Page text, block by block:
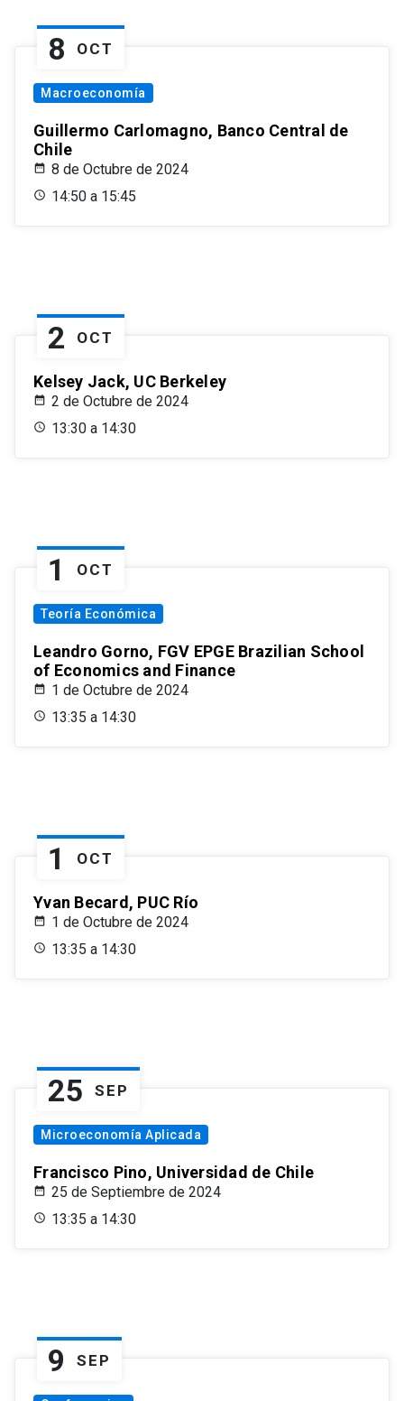
8 OCT
Macroeconomía
Guillermo Carlomagno, Banco Central de
Chile
8 de Octubre de 2024
14:50 a 15:45
2 OCT
Kelsey Jack, UC Berkeley
2 de Octubre de 2024
13:30 a 14:30
1 OCT
Teoría Económica
Leandro Gorno, FGV EPGE Brazilian School
of Economics and Finance
1 de Octubre de 2024
13:35 a 14:30
1 OCT
Yvan Becard, PUC Río
1 de Octubre de 2024
13:35 a 14:30
25 SEP
Microeconomía Aplicada
Francisco Pino, Universidad de Chile
25 de Septiembre de 2024
13:35 a 14:30
9 SEP